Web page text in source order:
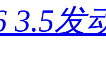
3.5发